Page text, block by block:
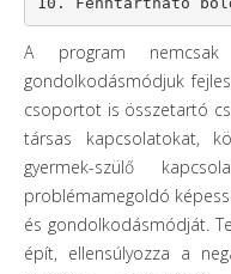
A program
gondolkodásmódjuk
csoportot is összetartó
társas kapcsolatokat,
gyermek-szülő
problémamegoldó
és gondolkodásmódját.
épít, ellensúlyozza a